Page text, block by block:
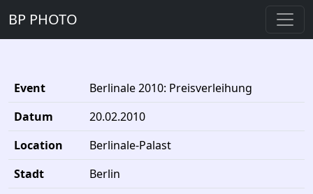
BP PHOTO
Event
Berlinale 2010: Preisverleihung
Datum
20.02.2010
Location
Berlinale-Palast
Stadt
Berlin